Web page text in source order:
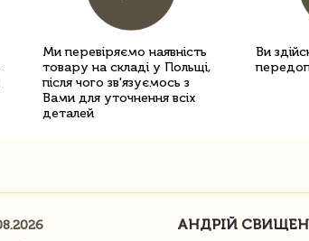
Ми перевіряємо наявність
товару на складі у Польщі,
після чого зв'язуємось з
Вами для уточнення всіх
деталей
Ви
АНДРІЙ